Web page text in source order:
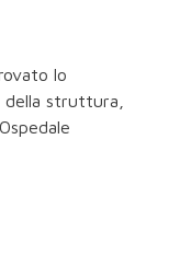
lo
struttura,